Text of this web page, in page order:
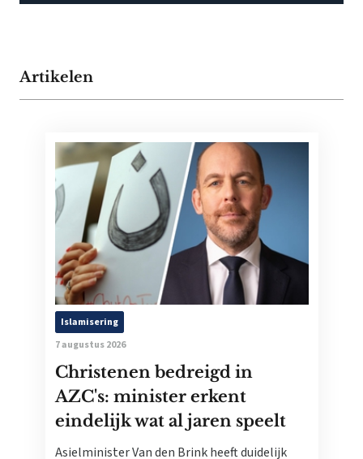
Artikelen
Islamisering
7 augustus 2026
Christenen bedreigd in
AZC's: minister erkent
eindelijk wat al jaren speelt
Asielminister Van den Brink heeft duidelijk